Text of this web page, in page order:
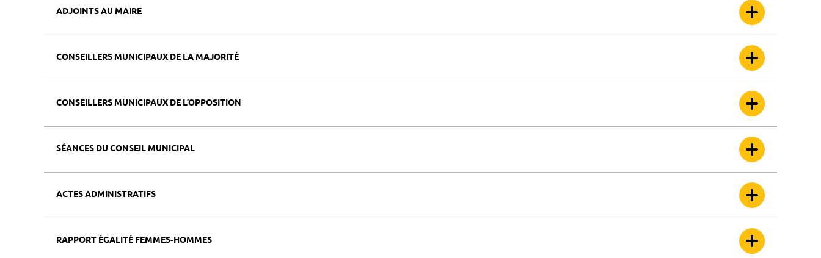
ADJOINTS AU MAIRE
CONSEILLERS MUNICIPAUX DE LA MAJORITÉ
CONSEILLERS MUNICIPAUX DE L’OPPOSITION
SÉANCES DU CONSEIL MUNICIPAL
ACTES ADMINISTRATIFS
RAPPORT ÉGALITÉ FEMMES-HOMMES